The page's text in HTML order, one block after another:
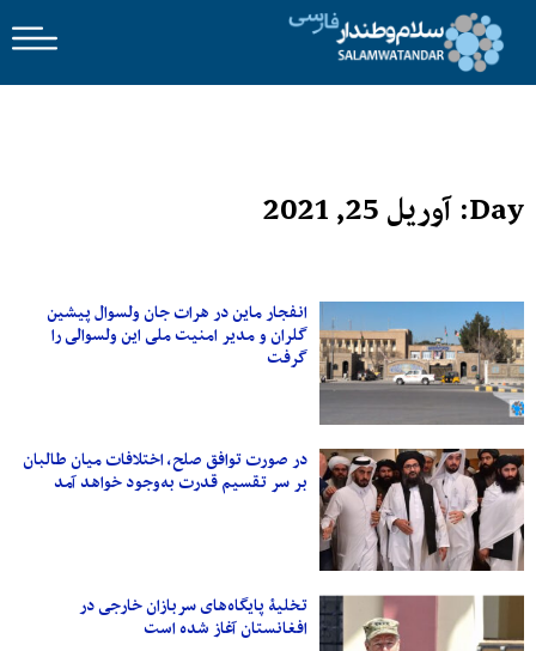
Day: آوریل 25, 2021
انفجار ماین در هرات جان ولسوال پیشین
گلران و مدیر امنیت ملی این ولسوالی را
گرفت
در صورت توافق صلح، اختلافات میان طالبان
بر سر تقسیم قدرت به‌وجود خواهد آمد
تخلیۀ پایگاه‌های سربازان خارجی در
افغانستان آغاز شده است